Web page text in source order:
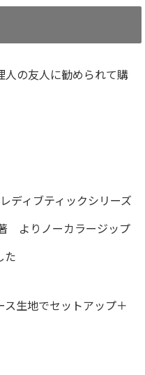
人の友人に勧められて購
ディブティックシリーズ
よりノーカラージップ
た
生地でセットアップ＋